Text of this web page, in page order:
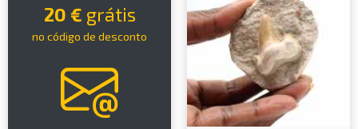
20 € grátis
no código de desconto